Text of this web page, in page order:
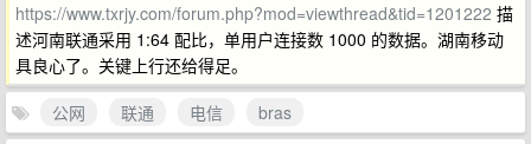
https://www.txrjy.com/forum.php?mod=viewthread&tid=1201222 描
述河南联通采用 1:64 配比，单用户连接数 1000 的数据。湖南移动
具良心了。关键上行还给得足。
公网
联通 电信
bras